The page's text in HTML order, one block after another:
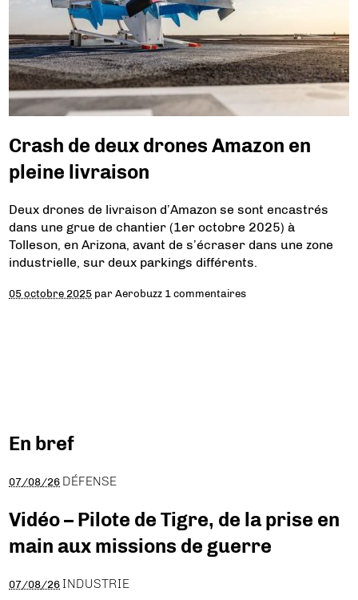
Crash de deux drones Amazon en
pleine livraison
Deux drones de livraison d’Amazon se sont encastrés
dans une grue de chantier (1er octobre 2025) à
Tolleson, en Arizona, avant de s’écraser dans une zone
industrielle, sur deux parkings différents.
05 octobre 2025 parAerobuzz 1 commentaires
En bref
07/08/26 DÉFENSE
Vidéo – Pilote de Tigre, de la prise en
main aux missions de guerre
07/08/26 INDUSTRIE